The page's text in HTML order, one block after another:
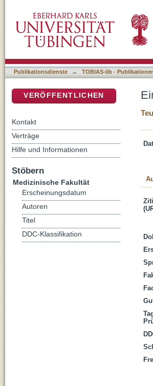
Publikationsdienste → TOBIAS-lib -
VERÖFFENTLICHEN
Kontakt
Verträge
Hilfe und Informationen
Stöbern
Medizinische Fakultät
Erscheinungsdatum
Autoren
Titel
DDC-Klassifikation